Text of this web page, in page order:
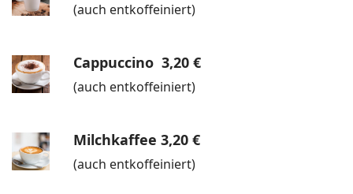
(auch entkoffeiniert)
Cappuccino 3,20 €
(auch entkoffeiniert)
Milchkaffee 3,20 €
(auch entkoffeiniert)